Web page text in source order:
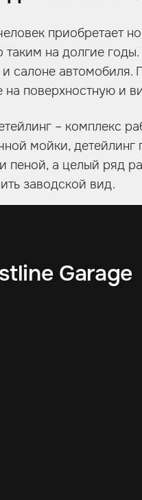
приобретает
таким на долгие
и салоне автомобиля.
на поверхностную и
– комплекс
мойки, детейлинг
пеной, а целый ряд
заводской вид.
Garage